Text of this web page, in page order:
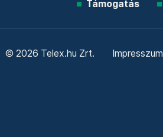
Támogatás
© 2026 Telex.hu Zrt. Impresszum